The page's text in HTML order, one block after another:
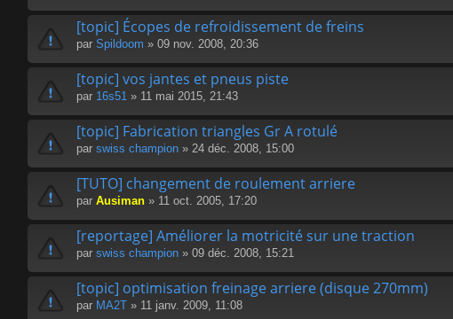
[topic] Écopes de refroidissement de freins
par Spildoom » 09 nov. 2008, 20:36
[topic] vos jantes et pneus piste
par 16s51 » 11 mai 2015, 21:43
[topic] Fabrication triangles Gr A rotulé
par swiss champion » 24 déc. 2008, 15:00
[TUTO] changement de roulement arriere
par Ausiman » 11 oct. 2005, 17:20
[reportage] Améliorer la motricité sur une traction
par swiss champion » 09 déc. 2008, 15:21
[topic] optimisation freinage arriere (disque 270mm)
par MA2T » 11 janv. 2009, 11:08